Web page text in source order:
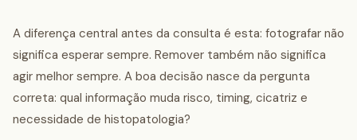
A diferença central antes da consulta é esta: fotografar não
significa esperar sempre. Remover também não significa
agir melhor sempre. A boa decisão nasce da pergunta
correta: qual informação muda risco, timing, cicatriz e
necessidade de histopatologia?